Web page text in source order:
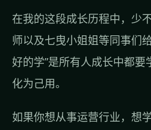
在我的这段成长历程中，少
师以及七曳小姐姐等同事们
好的学”是所有人成长中都要
化为己用。
如果你想从事运营行业，想